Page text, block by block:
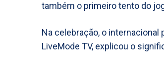
também o primeiro tento do
Na celebração, o internacional
LiveMode TV, explicou o